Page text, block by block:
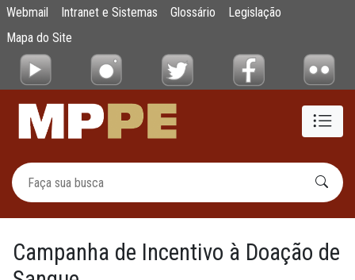
Pular para o Conteúdo principal
Campanha de Incentivo à Doação de
Webmail Intranet e Sistemas Glossário
Legislação
Mapa do Site
Campanha de Incentivo à Doação de